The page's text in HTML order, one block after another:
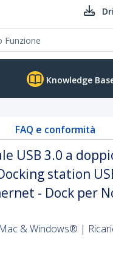
Knowledge
FAQ e conformità
USB 3.0 a
station
- Dock per
& Windows® |